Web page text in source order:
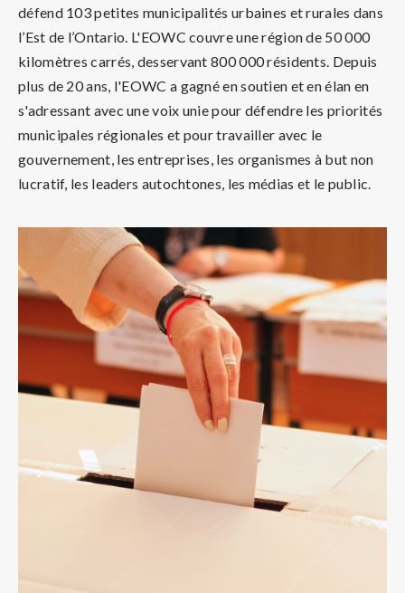
défend 103 petites municipalités urbaines et rurales dans
l’Est de l’Ontario. L'EOWC couvre une région de 50 000
kilomètres carrés, desservant 800 000 résidents. Depuis
plus de 20 ans, l'EOWC a gagné en soutien et en élan en
s'adressant avec une voix unie pour défendre les priorités
municipales régionales et pour travailler avec le
gouvernement, les entreprises, les organismes à but non
lucratif, les leaders autochtones, les médias et le public.